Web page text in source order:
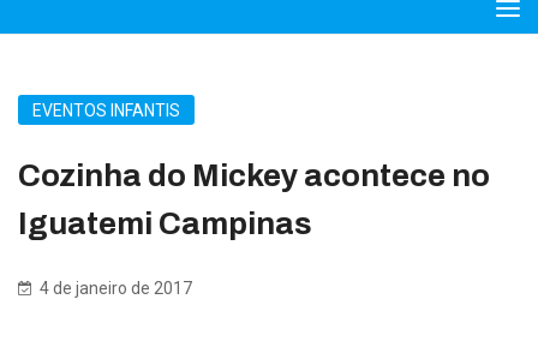
EVENTOS INFANTIS
Cozinha do Mickey acontece no
Iguatemi Campinas
4 de janeiro de 2017